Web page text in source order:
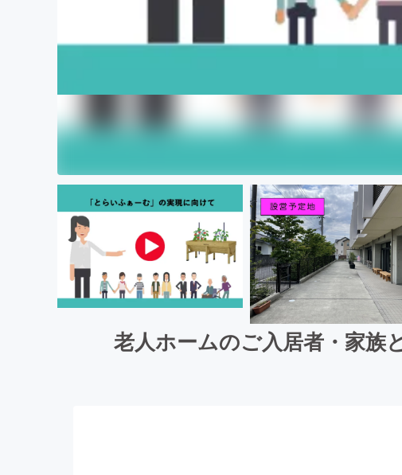
老人ホームのご入居者・家族